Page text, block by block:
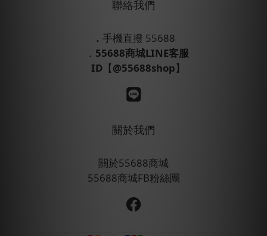
聯絡我們
． 手機直撥 55688
． 55688商城LINE客服
ID 【@55688shop】
關於我們
關於55688商城
55688商城FB粉絲團